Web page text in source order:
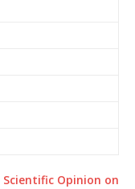
Scientific Opinion on